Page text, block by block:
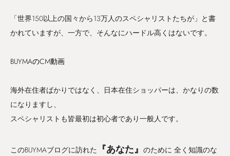
「世界150以上の国々から13万人のスペシャリストたちが」と書
かれていますが、一方で、そんなにハードル高くはないです。
BUYMAのCM動画
海外在住者ばかりではなく、日本在住ショッパーは、かなりの数
になりますし、
スペシャリストも皆最初は初心者であり一般人です。
このBUYMAブログに訪れた 『あなた』 のために 全く知識のな